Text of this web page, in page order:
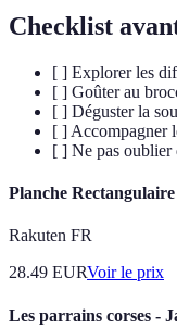
Checklist
[ ] Explorer les
[ ] Goûter au
[ ] Déguster la
[ ] Accompagner
[ ] Ne pas oublier
Planche
Rakuten FR
28.49 EURVoir le prix
Les parrains corses -